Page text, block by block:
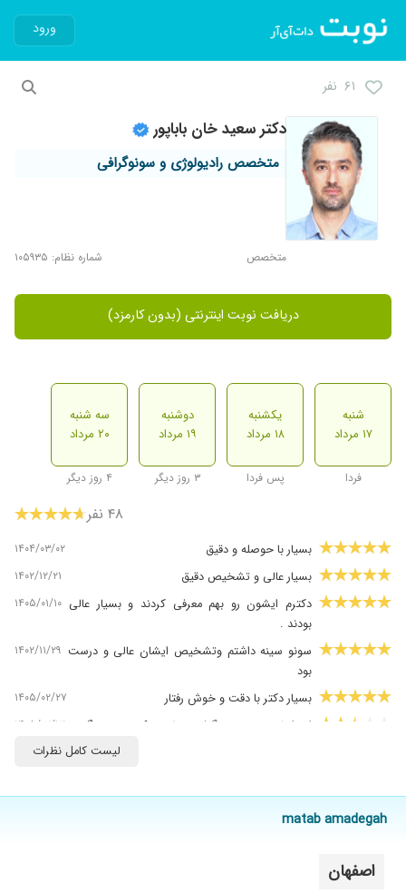
ورود
۶۱ نفر
دکتر سعید خان باباپور
متخصص رادیولوژی و سونوگرافی
متخصص شماره نظام: ۱۰۵۹۳۵
دریافت نوبت اینترنتی (بدون کارمزد)
شنبه
۱۷ مرداد
فردا
یکشنبه
۱۸ مرداد
پس فردا
دوشنبه
۱۹ مرداد
۳ روز دیگر
سه شنبه
۲۰ مرداد
۴ روز دیگر
۴۸ نفر
بسیار با حوصله و دقیق ۱۴۰۴/۰۳/۰۲
بسیار عالی و تشخیص دقیق ۱۴۰۲/۱۲/۲۱
دکترم ایشون رو بهم معرفی کردند و بسیار عالی
بودند .
۱۴۰۵/۰۱/۱۰
سونو سینه داشتم وتشخیص ایشان عالی و درست
بود
۱۴۰۲/۱۱/۲۹
بسیار دکتر با دقت و خوش رفتار ۱۴۰۵/۰۲/۲۷
از ایشون نوبت گرفتم ولی تکنسین دیگری
۱۴۰۵/۰۲/۱۳
هستند
عالی دلسوز و للوجدان
لیست کامل نظرات
matab amadegah
اصفهان